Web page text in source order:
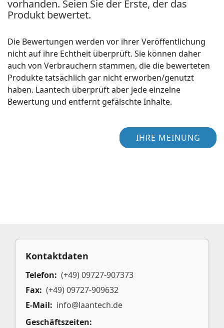
vorhanden. Seien Sie der Erste, der das
Produkt bewertet.
Die Bewertungen werden vor ihrer Veröffentlichung
nicht auf ihre Echtheit überprüft. Sie können daher
auch von Verbrauchern stammen, die die bewerteten
Produkte tatsächlich gar nicht erworben/genutzt
haben. Laantech überprüft aber jede einzelne
Bewertung und entfernt gefälschte Inhalte.
IHRE MEINUNG
Kontaktdaten
Telefon: (+49) 09727-907373
Fax: (+49) 09727-909632
E-Mail: info@laantech.de
Geschäftszeiten: